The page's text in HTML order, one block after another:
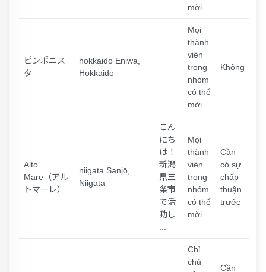
mời
ピンポニス
タ
hokkaido Eniwa,
Hokkaido
Mọi
thành
viên
trong
nhóm
có thể
mời
Không
Alto
Mare（アル
トマーレ）
niigata Sanjō,
Niigata
こん
にち
は！
新潟
県三
条市
で活
動し
Mọi
thành
viên
trong
nhóm
có thể
mời
Cần
có sự
chấp
thuận
trước
Chỉ
chủ
Cần